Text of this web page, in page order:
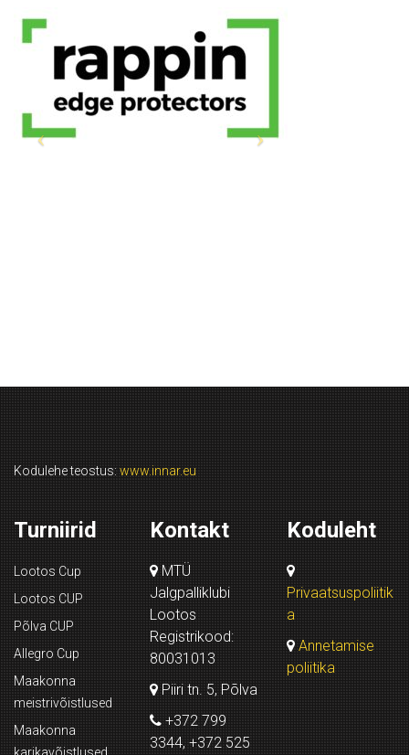
Kodulehe teostus: www.innar.eu
Turniirid
Lootos Cup
Lootos CUP
Põlva CUP
Allegro Cup
Maakonna
meistrivõistlused
Maakonna
Kontakt
MTÜ
Jalgpalliklubi
Lootos
Registrikood:
80031013
Piiri tn. 5, Põlva
+372 799
3344, +372 525
Koduleht
Privaatsuspoliitik
a
Annetamise
poliitika